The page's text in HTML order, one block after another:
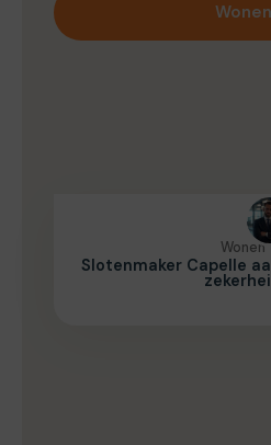
Wonen
Wonen
Slotenmaker Capelle